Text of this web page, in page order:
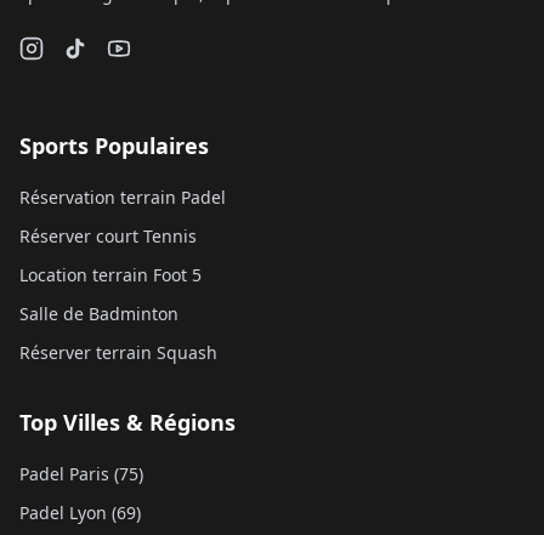
Sports Populaires
Réservation terrain Padel
Réserver court Tennis
Location terrain Foot 5
Salle de Badminton
Réserver terrain Squash
Top Villes & Régions
Padel Paris (75)
Padel Lyon (69)